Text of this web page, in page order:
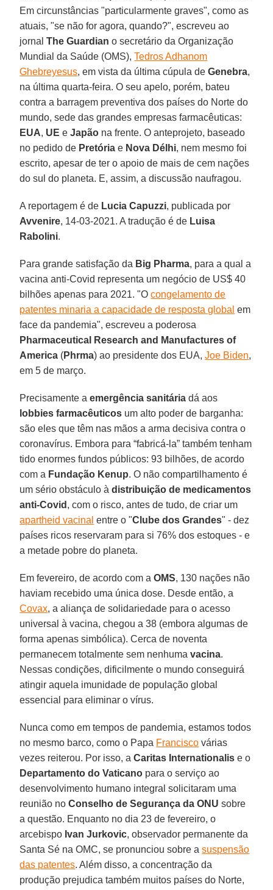
Em circunstâncias "particularmente graves", como as
atuais, "se não for agora, quando?", escreveu ao
jornalThe Guardian o secretário da Organização
Mundial da Saúde (OMS),Tedros Adhanom
Ghebreyesus, em vista da última cúpula deGenebra,
na última quarta-feira. O seu apelo, porém, bateu
contra a barragem preventiva dos países do Norte do
mundo, sede das grandes empresas farmacêuticas:
EUA, UE eJapão na frente. O anteprojeto, baseado
no pedido de Pretória e Nova Délhi, nem mesmo foi
escrito, apesar de ter o apoio de mais de cem nações
do sul do planeta. E, assim, a discussão naufragou.
A reportagem é de Lucia Capuzzi, publicada por
Avvenire, 14-03-2021. A tradução é de Luisa
Rabolini.
Para grande satisfação da Big Pharma, para a qual a
vacina anti-Covid representa um negócio de US$ 40
bilhões apenas para 2021. "Ocongelamento de
patentes minaria a capacidade de resposta global em
face da pandemia", escreveu a poderosa
Pharmaceutical Research and Manufactures of
America (Phrma) ao presidente dos EUA,Joe Biden,
em 5 de março.
Precisamente aemergência sanitária dá aos
lobbies farmacêuticos um alto poder de barganha:
são eles que têm nas mãos a arma decisiva contra o
coronavírus. Embora para “fabricá-la” também tenham
tido enormes fundos públicos: 93 bilhões, de acordo
com a Fundação Kenup. O não compartilhamento é
um sério obstáculo àdistribuição de medicamentos
anti-Covid , com o risco, antes de tudo, de criar um
apartheid vacinal entre o "Clube dos Grandes" - dez
países ricos reservaram para si 76% dos estoques - e
a metade pobre do planeta.
Em fevereiro, de acordo com aOMS, 130 nações não
haviam recebido uma única dose. Desde então, a
Covax, a aliança de solidariedade para o acesso
universal à vacina, chegou a 38 (embora algumas de
forma apenas simbólica). Cerca de noventa
permanecem totalmente sem nenhumavacina.
Nessas condições, dificilmente o mundo conseguirá
atingir aquela imunidade de população global
essencial para eliminar o vírus.
Nunca como em tempos de pandemia, estamos todos
no mesmo barco, como o Papa Francisco várias
vezes reiterou. Por isso, aCaritas Internationalis e o
Departamento do Vaticano para o serviço ao
desenvolvimento humano integral solicitaram uma
reunião noConselho de Segurança da ONU sobre
a questão. Enquanto no dia 23 de fevereiro, o
arcebispo Ivan Jurkovic, observador permanente da
Santa Sé na OMC, se pronunciou sobre asuspensão
das patentes. Além disso, a concentração da
produção prejudica também muitos países do Norte,